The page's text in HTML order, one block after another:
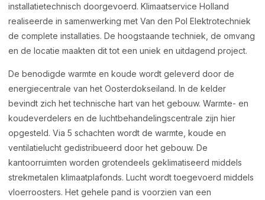
installatietechnisch doorgevoerd. Klimaatservice Holland
realiseerde in samenwerking met Van den Pol Elektrotechniek
de complete installaties. De hoogstaande techniek, de omvang
en de locatie maakten dit tot een uniek en uitdagend project.
De benodigde warmte en koude wordt geleverd door de
energiecentrale van het Oosterdokseiland. In de kelder
bevindt zich het technische hart van het gebouw. Warmte- en
koudeverdelers en de luchtbehandelingscentrale zijn hier
opgesteld. Via 5 schachten wordt de warmte, koude en
ventilatielucht gedistribueerd door het gebouw. De
kantoorruimten worden grotendeels geklimatiseerd middels
strekmetalen klimaatplafonds. Lucht wordt toegevoerd middels
vloerroosters. Het gehele pand is voorzien van een